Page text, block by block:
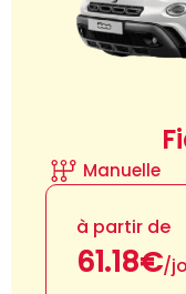
Manuelle
à partir de
61.18€/